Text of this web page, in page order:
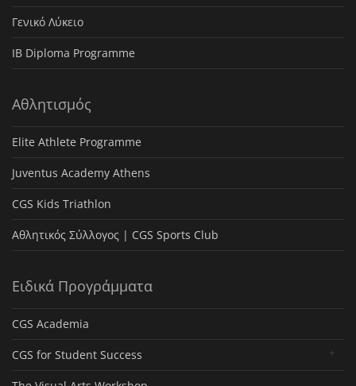
Γενικό Λύκειο
IB Diploma Programme
Αθλητισμός
Elite Athlete Programme
Juventus Academy Athens
CGS Kids Triathlon
Αθλητικός Σύλλογος | CGS Sports Club
Ειδικά Προγράμματα
CGS Academia
CGS for Student Success